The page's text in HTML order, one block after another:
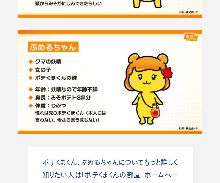
ポテくまくん、ぷめるちゃんについてもっと詳しく
知りたい人は「ポテくまくんの部屋」ホームペー